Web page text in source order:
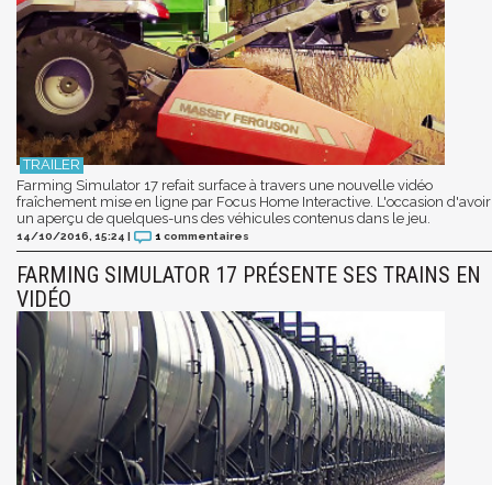
Farming Simulator 17 refait surface à travers une nouvelle vidéo
fraîchement mise en ligne par Focus Home Interactive. L'occasion d'avoir
un aperçu de quelques-uns des véhicules contenus dans le jeu.
14/10/2016, 15:24 1 commentaires
FARMING SIMULATOR 17 PRÉSENTE SES TRAINS EN
VIDÉO